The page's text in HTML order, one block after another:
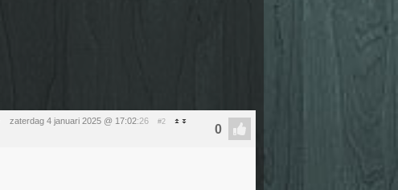
zaterdag 4 januari 2025 @ 17:02:26 #2